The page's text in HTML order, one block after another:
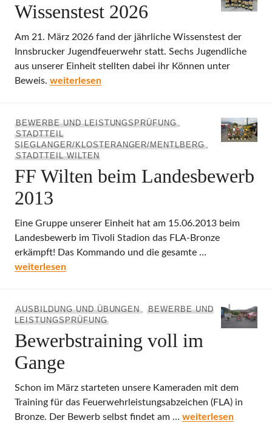
Wissenstest 2026
Am 21. März 2026 fand der jährliche Wissenstest der
Innsbrucker Jugendfeuerwehr statt. Sechs Jugendliche
aus unserer Einheit stellten dabei ihr Können unter
Beweis. Wissenstest 2026
weiterlesen
BEWERBE UND LEISTUNGSPRÜFUNG,
STADTTEIL
SIEGLANGER/KLOSTERANGER/MENTLBERG,
STADTTEIL WILTEN
FF Wilten beim Landesbewerb
2013
Eine Gruppe unserer Einheit hat am 15.06.2013 beim
Landesbewerb im Tivoli Stadion das FLA-Bronze
erkämpft! Das Kommando und die gesamte …
FF Wilten beim Landesbewerb 2013
weiterlesen
AUSBILDUNG UND ÜBUNGEN,BEWERBE UND
LEISTUNGSPRÜFUNG
Bewerbstraining voll im
Gange
Schon im März starteten unsere Kameraden mit dem
Training für das Feuerwehrleistungsabzeichen (FLA) in
Bronze. Der Bewerb selbst findet am … Bewerbstraining voll
weiterlesen